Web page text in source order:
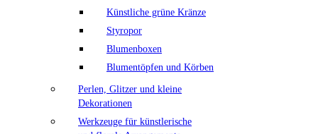
Künstliche grüne Kränze
Styropor
Blumenboxen
Blumentöpfen und Körben
Perlen, Glitzer und kleine
Dekorationen
Werkzeuge für künstlerische